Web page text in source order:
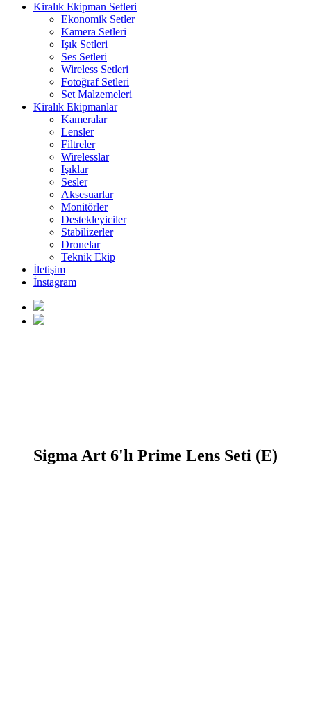
Kiralık Ekipman Setleri
Ekonomik Setler
Kamera Setleri
Işık Setleri
Ses Setleri
Wireless Setleri
Fotoğraf Setleri
Set Malzemeleri
Kiralık Ekipmanlar
Kameralar
Lensler
Filtreler
Wirelesslar
Işıklar
Sesler
Aksesuarlar
Monitörler
Destekleyiciler
Stabilizerler
Dronelar
Teknik Ekip
İletişim
İnstagram
Sigma Art 6'lı Prime Lens Seti (E)